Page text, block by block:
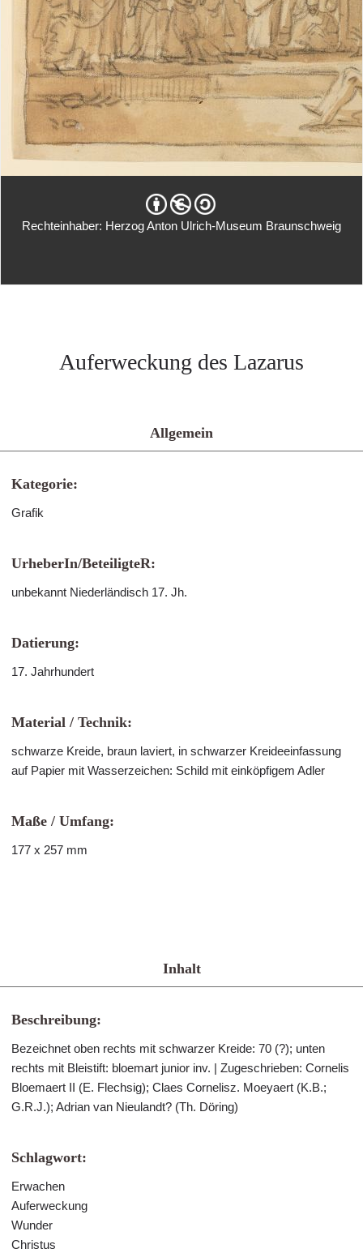
Rechteinhaber: Herzog Anton Ulrich-Museum Braunschweig
Auferweckung des Lazarus
Allgemein
Kategorie:
Grafik
UrheberIn/BeteiligteR:
unbekannt Niederländisch 17. Jh.
Datierung:
17. Jahrhundert
Material / Technik:
schwarze Kreide, braun laviert, in schwarzer Kreideeinfassung
auf Papier mit Wasserzeichen: Schild mit einköpfigem Adler
Maße / Umfang:
177 x 257 mm
Inhalt
Beschreibung:
Bezeichnet oben rechts mit schwarzer Kreide: 70 (?); unten
rechts mit Bleistift: bloemart junior inv. | Zugeschrieben: Cornelis
Bloemaert II (E. Flechsig); Claes Cornelisz. Moeyaert (K.B.;
G.R.J.); Adrian van Nieulandt? (Th. Döring)
Schlagwort:
Erwachen
Auferweckung
Wunder
Christus